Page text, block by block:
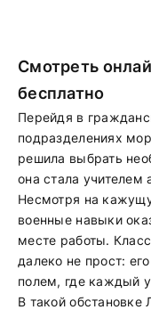
Смотреть
бесплатно
Перейдя в
подразделениях
решила выбрать
она стала учителем
Несмотря на
военные навыки
месте работы.
далеко не прост:
полем, где каждый
В такой обстановке